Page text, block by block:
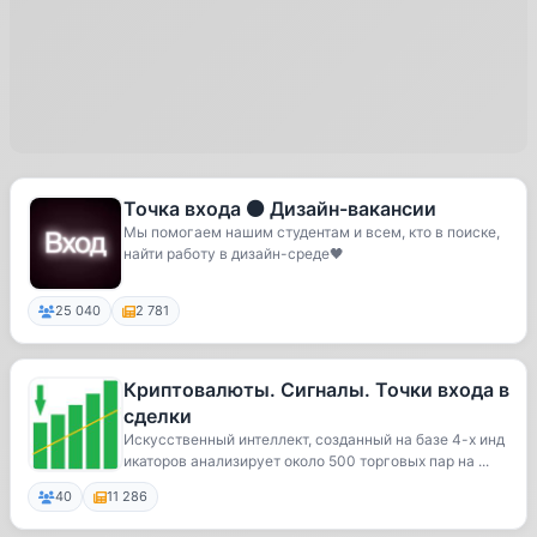
Точка входа ⚫️ Дизайн-вакансии
Мы помогаем нашим студентам и всем, кто в поиске,
найти работу в дизайн-среде🖤
25 040 2 781
Криптовалюты. Сигналы. Точки входа в
сделки
Искусственный интеллект, созданный на базе 4-х инд
икаторов анализирует около 500 торговых пар на ...
40 11 286